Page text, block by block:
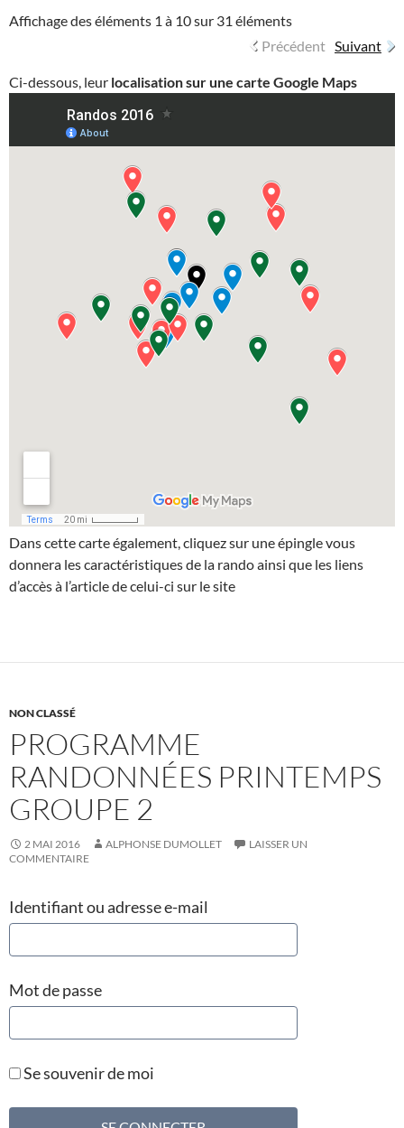
Affichage des éléments 1 à 10 sur 31 éléments
Précédent Suivant
Ci-dessous, leur localisation sur une carte Google Maps
Dans cette carte également, cliquez sur une épingle vous
donnera les caractéristiques de la rando ainsi que les liens
d’accès à l’article de celui-ci sur le site
NON CLASSÉ
PROGRAMME
RANDONNÉES PRINTEMPS
GROUPE 2
2 MAI 2016 ALPHONSE DUMOLLET
LAISSER UN
COMMENTAIRE
Identifiant ou adresse e-mail
Mot de passe
Se souvenir de moi